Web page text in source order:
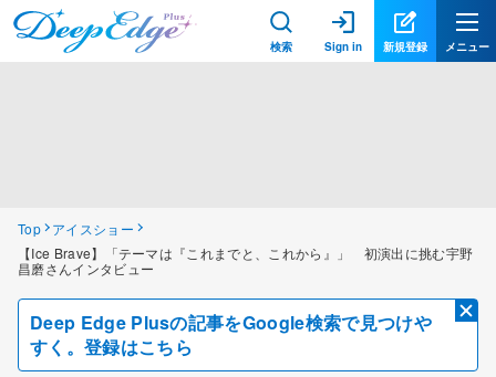
検索 Sign in 新規登録 メニュー
Top
アイスショー
【Ice Brave】「テーマは『これまでと、これから』」 初演出に挑む宇野
昌磨さんインタビュー
Deep Edge Plusの記事をGoogle検索で見つけや
すく。登録はこちら